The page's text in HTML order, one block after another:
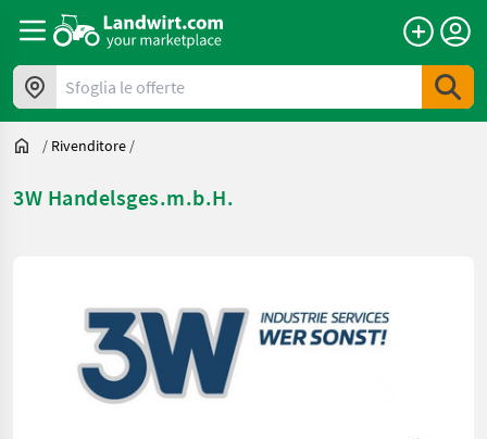
Sfoglia le offerte
/ Rivenditore /
3W Handelsges.m.b.H.